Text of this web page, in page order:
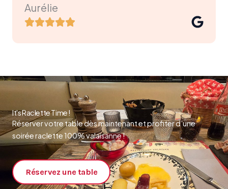
Aurélie
It's Raclette Time !
Réserver votre table dès maintenant et profiter d’une
soirée raclette 100% valaisanne !
Réservez une table